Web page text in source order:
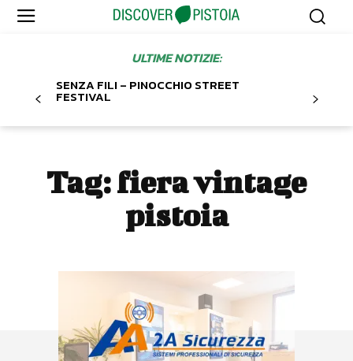
ULTIME NOTIZIE:
SENZA FILI – PINOCCHIO STREET
FESTIVAL
Tag:fiera vintage
pistoia